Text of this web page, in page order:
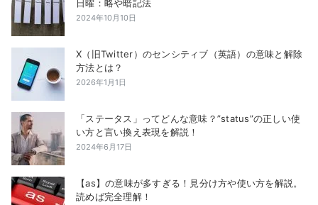
日曜：略や暗記法
2024年10月10日
X（旧Twitter）のセンシティブ（英語）の意味と解除
方法とは？
2026年1月1日
「ステータス」ってどんな意味？”status”の正しい使
い方と言い換え表現を解説！
2024年6月17日
【as】の意味が多すぎる！見分け方や使い方を解説。
読めば完全理解！